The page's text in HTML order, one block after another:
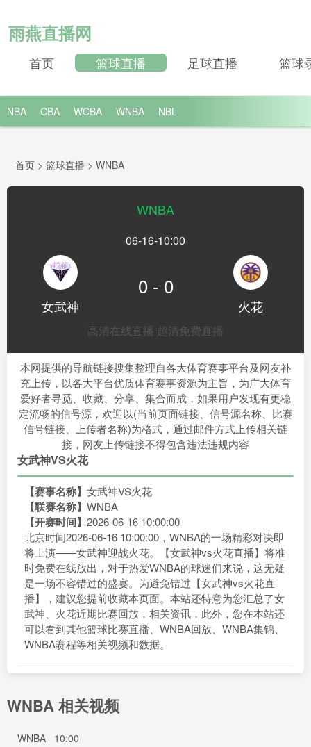
雨燕直播网
首页 篮球直播 足球直播 篮球
NBA CBA WCBA WNBA NBL
首页 > 篮球直播 > WNBA
WNBA
06-16-10:00
女武神
0 - 0
火花
高清在线直播 超清免费直播
本网提供的导航链接搜集整理自各大体育赛事平台及网友补
充上传，以各大平台优质体育赛事资源为主旨，为广大体育
爱好者寻觅、收藏、分享、集合而成，如果用户发现有更稳
定流畅的信号源，欢迎以(当前页面链接、信号源名称、比赛
信号链接、上传者名称)为格式，通过邮件方式上传相关链
接，网友上传链接不得包含违法违规内容
女武神VS火花
【赛事名称】 女武神VS火花
【联赛名称】 WNBA
【开赛时间】 2026-06-16 10:00:00
北京时间2026-06-16 10:00:00，WNBA的一场精彩对决即
将上演——女武神迎战火花。【女武神vs火花直播】将准
时免费在线放出，对于热爱WNBA的球迷们来说，这无疑
是一场不容错过的盛宴。为避免错过【女武神vs火花直
播】，建议您提前收藏本页面。本站还特意为您汇总了女
武神、火花近期比赛回放，相关资讯，此外，您在本站还
可以看到其他篮球比赛直播、WNBA回放、WNBA集锦、
WNBA赛程等相关视频和数据。
WNBA 相关视频
WNBA 10:00